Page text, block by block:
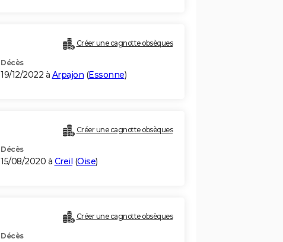
Créer une cagnotte obsèques
Décès
19/12/2022 à Arpajon (Essonne)
Créer une cagnotte obsèques
Décès
15/08/2020 à Creil (Oise)
Créer une cagnotte obsèques
Décès